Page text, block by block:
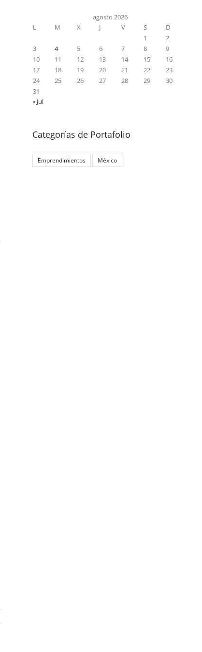
agosto 2026
L
M X J V S
D
1
2
3
4 5 6 7 8
9
10
11 12 13 14 15
16
17
18 19 20 21 22
23
24
25 26 27 28 29
30
31
« Jul
Categorías de Portafolio
Emprendimientos México